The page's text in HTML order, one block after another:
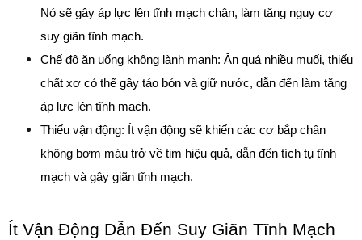
Nó sẽ gây áp lực lên tĩnh mạch chân, làm tăng nguy cơ
suy giãn tĩnh mạch.
Chế độ ăn uống không lành mạnh: Ăn quá nhiều muối, thiếu
chất xơ có thể gây táo bón và giữ nước, dẫn đến làm tăng
áp lực lên tĩnh mạch.
Thiếu vận động: Ít vận động sẽ khiến các cơ bắp chân
không bơm máu trở về tim hiệu quả, dẫn đến tích tụ tĩnh
mạch và gây giãn tĩnh mạch.
Ít Vận Động Dẫn Đến Suy Giãn Tĩnh Mạch